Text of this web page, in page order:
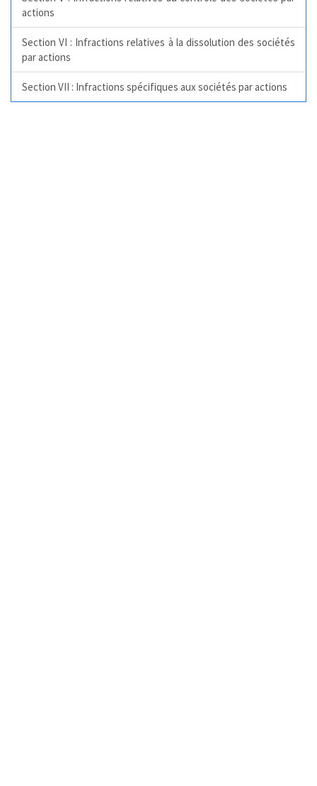
actions
Section VI : Infractions relatives à la dissolution des sociétés
par actions
Section VII : Infractions spécifiques aux sociétés par actions